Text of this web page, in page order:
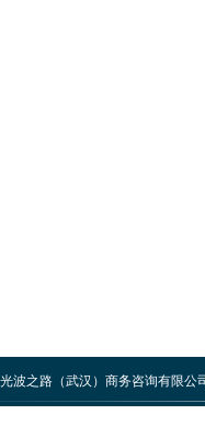
光波之路（武汉）商务咨询有限